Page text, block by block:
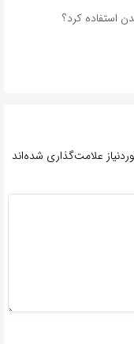
استفاده کرد؟
علامت‌گذاری شده‌اند